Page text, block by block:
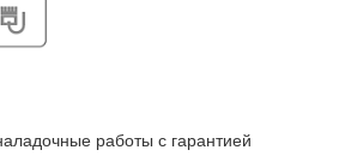
работы с гарантией